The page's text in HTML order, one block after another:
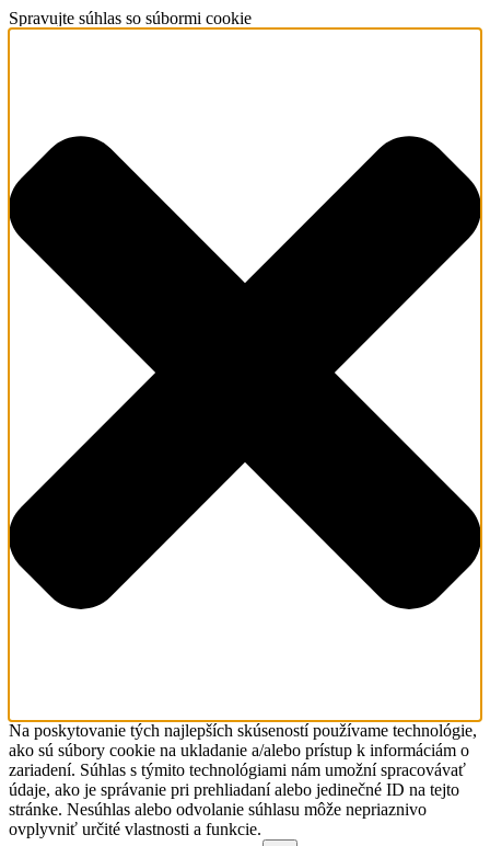
Spravujte súhlas so súbormi cookie
Na poskytovanie tých najlepších skúseností používame technológie,
ako sú súbory cookie na ukladanie a/alebo prístup k informáciám o
zariadení. Súhlas s týmito technológiami nám umožní spracovávať
údaje, ako je správanie pri prehliadaní alebo jedinečné ID na tejto
stránke. Nesúhlas alebo odvolanie súhlasu môže nepriaznivo
ovplyvniť určité vlastnosti a funkcie.